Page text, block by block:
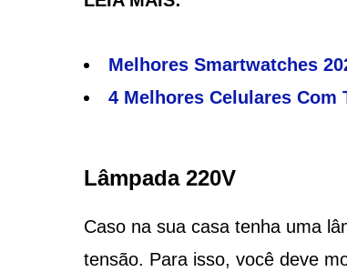
Melhores Smartwatches
4 Melhores Celulares Com
Lâmpada 220V
Caso na sua casa tenha uma
tensão. Para isso, você deve